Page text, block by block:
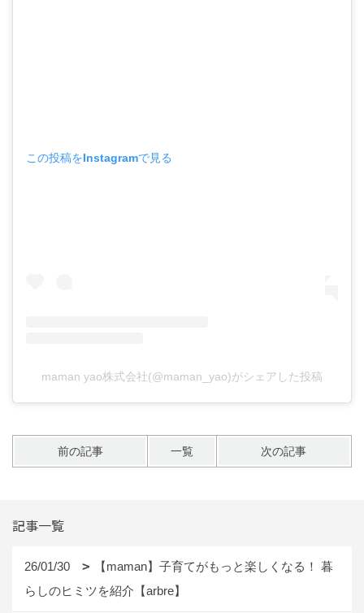
この投稿をInstagramで見る
maman yao株式会社(@maman_yao)がシェアした投稿
前の記事 一覧 次の記事
記事一覧
26/01/30
【maman】子育てがもっと楽しくなる！ 暮
らしのヒミツを紹介【arbre】